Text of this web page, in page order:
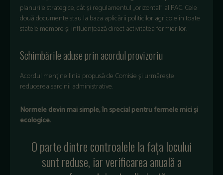
planurile strategice, cât și regulamentul „orizontal” al PAC. Cele
două documente stau la baza aplicării politicilor agricole în toate
statele membre și influențează direct activitatea fermierilor.
Schimbările aduse prin acordul provizoriu
Acordul menține linia propusă de Comisie și urmărește
reducerea sarcinii administrative.
Normele devin mai simple, în special pentru fermele mici și
ecologice.
O parte dintre controalele la fața locului
sunt reduse, iar verificarea anuală a